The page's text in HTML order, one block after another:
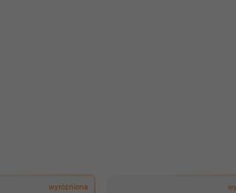
wyróżniona